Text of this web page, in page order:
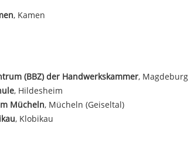
, Kamen
(BBZ) der Handwerkskammer, Magdeburg
, Hildesheim
Mücheln, Mücheln (Geiseltal)
, Klobikau